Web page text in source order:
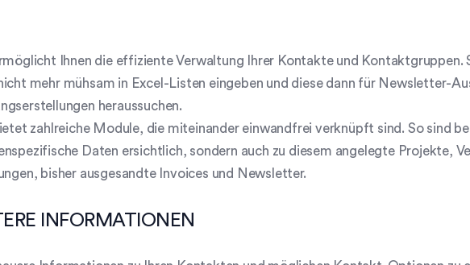
Ihnen die effiziente Verwaltung Ihrer Kontakte und Kontaktgruppen.
mehr mühsam in Excel-Listen eingeben und diese dann für Newsletter-
heraussuchen.
zahlreiche Module, die miteinander einwandfrei verknüpft sind. So sind
Daten ersichtlich, sondern auch zu diesem angelegte Projekte,
bisher ausgesandte Invoices und Newsletter.
INFORMATIONEN